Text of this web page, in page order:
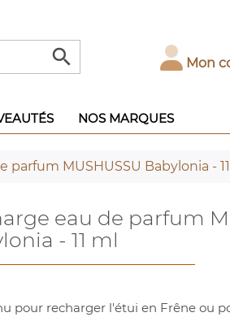
 Mon
NOS MARQUES
parfum MUSHUSSU Babylonia -
eau de parfum
- 11 ml
pour recharger l'étui en Frêne ou